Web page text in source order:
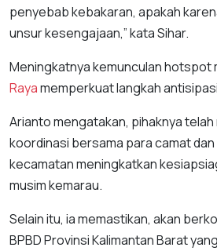
penyebab kebakaran, apakah
unsur kesengajaan,” kata Sihar.
Meningkatnya kemunculan hotspot
Rayamemperkuat langkah
Arianto mengatakan, pihaknya
koordinasi bersama para camat
kecamatan meningkatkan
musim kemarau.
Selain itu, ia memastikan, akan
BPBD Provinsi Kalimantan Barat